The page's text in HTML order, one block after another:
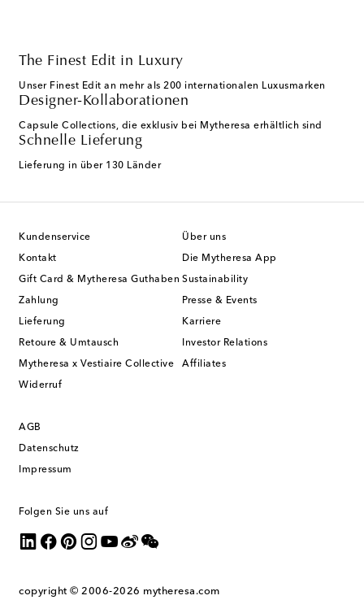
The Finest Edit in Luxury
Unser Finest Edit an mehr als 200 internationalen Luxusmarken
Designer-Kollaborationen
Capsule Collections, die exklusiv bei Mytheresa erhältlich sind
Schnelle Lieferung
Lieferung in über 130 Länder
Kundenservice
Kontakt
Gift Card & Mytheresa Guthaben
Zahlung
Lieferung
Retoure & Umtausch
Mytheresa x Vestiaire Collective
Widerruf
Über uns
Die Mytheresa App
Sustainability
Presse & Events
Karriere
Investor Relations
Affiliates
AGB
Datenschutz
Impressum
Folgen Sie uns auf
copyright © 2006-2026 mytheresa.com